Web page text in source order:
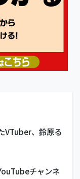
VTuber、鈴原る
チャンネ